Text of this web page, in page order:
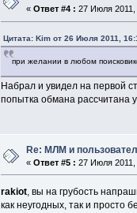
«Ответ #4 : 27 Июля 2011,
Цитата: Kim от 26 Июля 2011,
при желании в любом
Набрал и увидел на первой
попытка обмана рассчитана
Re: МЛМ и
«Ответ #5 : 27 Июля 2011,
rakiot, вы на грубость
как неугодных, так и просто